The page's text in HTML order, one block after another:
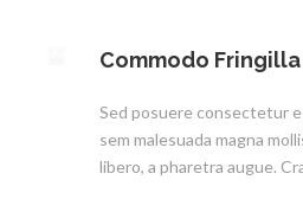
Commodo
Sed posuere consectetur
sem malesuada magna
libero, a pharetra augue.